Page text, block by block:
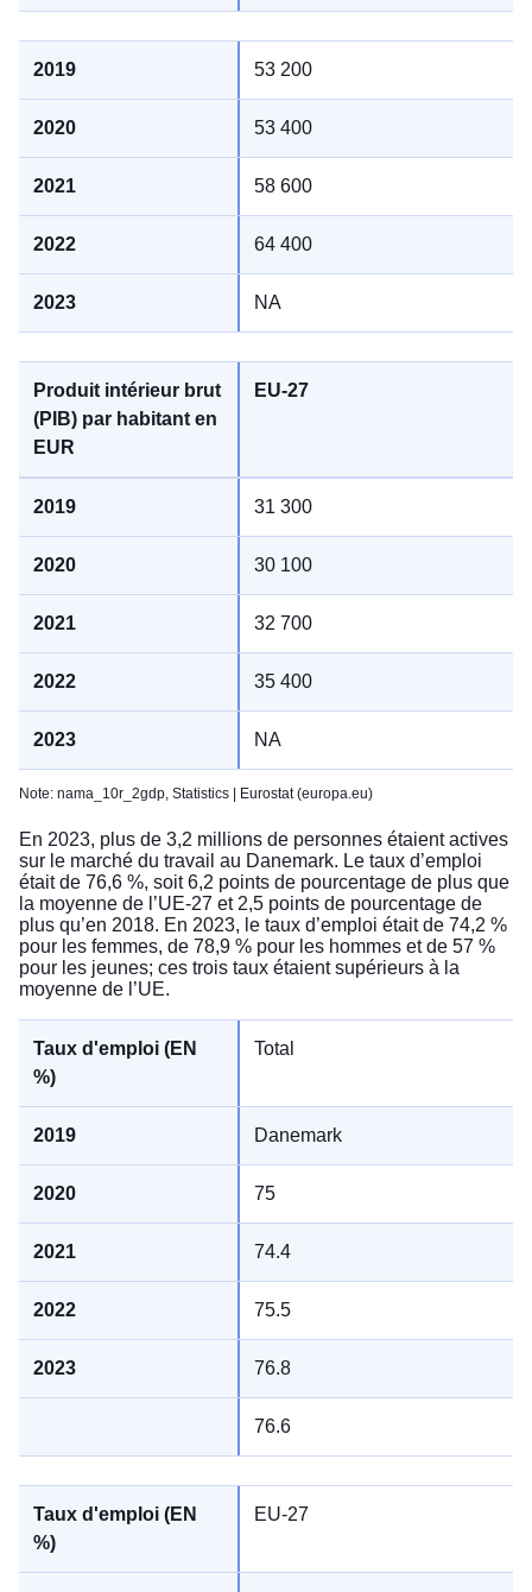
53 200
53 400
58 600
64 400
NA
EU-27
31 300
30 100
32 700
35 400
NA
Note: nama_10r_2gdp, Statistics | Eurostat (europa.eu)
En 2023, plus de 3,2 millions de personnes étaient actives
sur le marché du travail au Danemark. Le taux d’emploi
était de 76,6 %, soit 6,2 points de pourcentage de plus que
la moyenne de l’UE-27 et 2,5 points de pourcentage de
plus qu’en 2018. En 2023, le taux d’emploi était de 74,2 %
pour les femmes, de 78,9 % pour les hommes et de 57 %
pour les jeunes; ces trois taux étaient supérieurs à la
moyenne de l’UE.
Total
Danemark
75
74.4
75.5
76.8
76.6
EU-27